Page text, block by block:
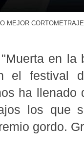
MEJOR
en
el festival
ha
los que
gordo.